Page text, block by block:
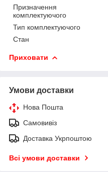
Призначення
комплектуючого
Тип комплектуючого
Стан
Приховати
Умови доставки
Нова Пошта
Самовивіз
Доставка Укрпоштою
Всі умови доставки